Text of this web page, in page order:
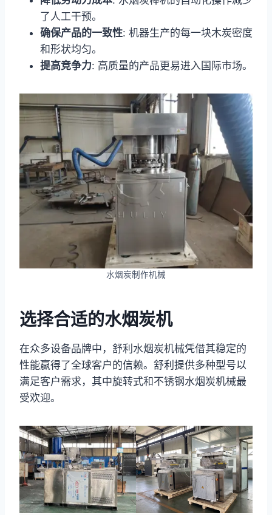
了人工干预。
确保产品的一致性: 机器生产的每一块木炭密度
和形状均匀。
提高竞争力: 高质量的产品更易进入国际市场。
水烟炭制作机械
选择合适的水烟炭机
在众多设备品牌中，舒利水烟炭机械凭借其稳定的
性能赢得了全球客户的信赖。舒利提供多种型号以
满足客户需求，其中旋转式和不锈钢水烟炭机械最
受欢迎。